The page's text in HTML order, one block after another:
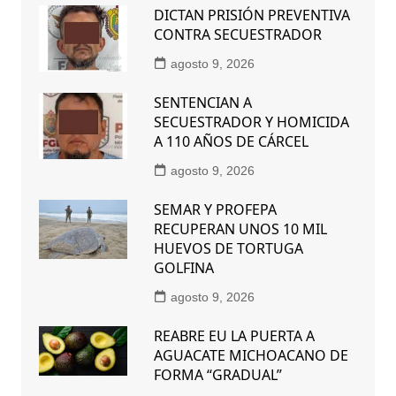
DICTAN PRISIÓN PREVENTIVA
CONTRA SECUESTRADOR
agosto 9, 2026
SENTENCIAN A
SECUESTRADOR Y HOMICIDA
A 110 AÑOS DE CÁRCEL
agosto 9, 2026
SEMAR Y PROFEPA
RECUPERAN UNOS 10 MIL
HUEVOS DE TORTUGA
GOLFINA
agosto 9, 2026
REABRE EU LA PUERTA A
AGUACATE MICHOACANO DE
FORMA “GRADUAL”